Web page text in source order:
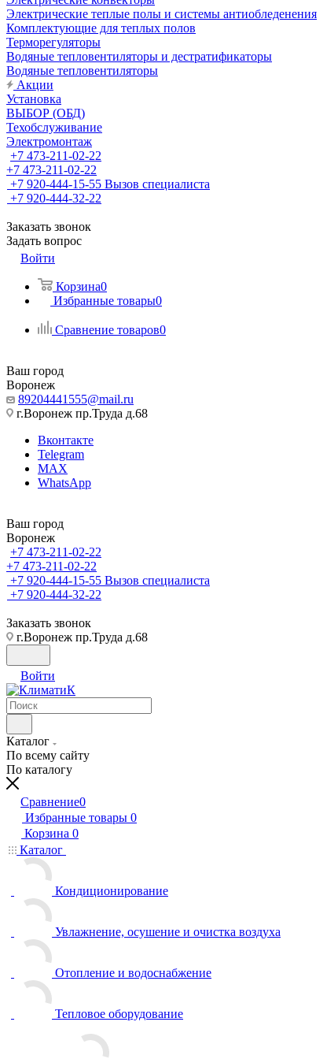
Электрические теплые полы и системы антиобледенения
Комплектующие для теплых полов
Терморегуляторы
Водяные тепловентиляторы и дестратификаторы
Водяные тепловентиляторы
Акции
Установка
ВЫБОР (ОБД)
Техобслуживание
Электромонтаж
+7 473-211-02-22
+7 473-211-02-22
+7 920-444-15-55 Вызов специалиста
+7 920-444-32-22
Заказать звонок
Задать вопрос
Войти
Корзина0
Избранные товары0
Сравнение товаров0
Ваш город
Воронеж
89204441555@mail.ru
г.Воронеж пр.Труда д.68
Вконтакте
Telegram
MAX
WhatsApp
Ваш город
Воронеж
+7 473-211-02-22
+7 473-211-02-22
+7 920-444-15-55 Вызов специалиста
+7 920-444-32-22
Заказать звонок
г.Воронеж пр.Труда д.68
Войти
Каталог
По всему сайту
По каталогу
Сравнение0
Избранные товары 0
Корзина 0
Каталог
Кондиционирование
Увлажнение, осушение и очистка воздуха
Отопление и водоснабжение
Тепловое оборудование